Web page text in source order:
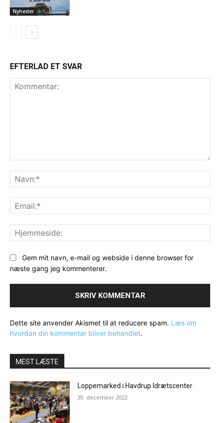
Nyheder
EFTERLAD ET SVAR
Gem mit navn, e-mail og webside i denne browser for
næste gang jeg kommenterer.
Dette site anvender Akismet til at reducere spam. Læs om
hvordan din kommentar bliver behandlet.
MEST LÆSTE
Loppemarked i Havdrup Idrætscenter
30. december 2022